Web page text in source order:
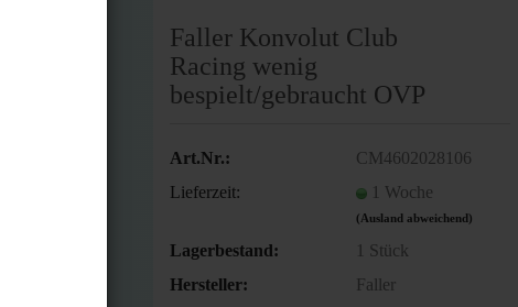
Faller Konvolut Club
Racing wenig
bespielt/gebraucht OVP
Art.Nr.:
CM4602028106
Lieferzeit:
1 Woche
(Ausland abweichend)
Lagerbestand: 1 Stück
Hersteller:
Faller